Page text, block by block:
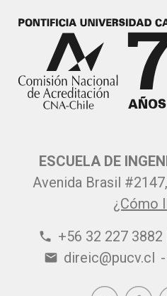
ESCUELA DE
Avenida Brasil
¿Cómo
phone +56 32 227
email direic@pucv.cl -